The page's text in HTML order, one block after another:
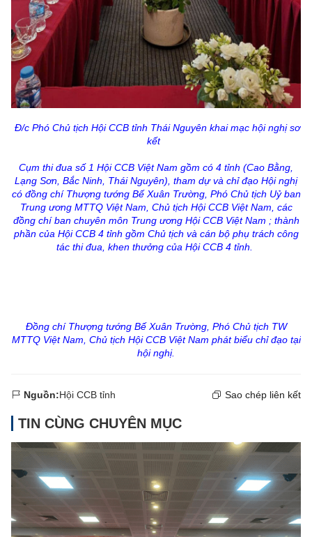
Đ/c Phó Chủ tịch Hội CCB tỉnh Thái Nguyên khai mạc hội nghị sơ
kết
Cụm thi đua số 1 Hội CCB Việt Nam gồm có 4 tỉnh (Cao Bằng,
Lạng Sơn, Bắc Ninh, Thái Nguyên), tham dự và chỉ đạo Hội nghị
có đồng chí Thượng tướng Bế Xuân Trường, Phó Chủ tịch Uỷ ban
Trung ương MTTQ Việt Nam, Chủ tịch Hội CCB Việt Nam, các
đồng chí ban chuyên môn Trung ương Hội CCB Việt Nam ; thành
phần của Hội CCB 4 tỉnh gồm Chủ tịch và cán bộ phụ trách công
tác thi đua, khen thưởng của Hội CCB 4 tỉnh.
Đồng chí Thượng tướng Bế Xuân Trường, Phó Chủ tịch TW
MTTQ Việt Nam, Chủ tịch Hội CCB Việt Nam phát biểu chỉ đạo tại
hội nghị.
Nguồn:Hội CCB tỉnh Sao chép liên kết
TIN CÙNG CHUYÊN MỤC